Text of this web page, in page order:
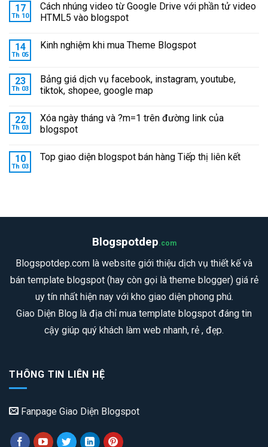
17
Th 10
Cách nhúng video từ Google Drive với phần tử video
HTML5 vào blogspot
14
Th 05
Kinh nghiệm khi mua Theme Blogspot
23
Th 03
Bảng giá dịch vụ facebook, instagram, youtube,
tiktok, shopee, google map
22
Th 03
Xóa ngày tháng và ?m=1 trên đường link của
blogspot
10
Th 03
Top giao diện blogspot bán hàng Tiếp thị liên kết
Blogspotdep.com
Blogspotdep.com là website giới thiệu dịch vụ thiết kế và
bán template blogspot (hay còn gọi là theme blogger) giá rẻ
uy tín nhất hiện nay với kho giao diện phong phú.
Giao Diện Blog là địa chỉ mua template blogspot đáng tin
cậy giúp quý khách làm web nhanh, rẻ , đẹp.
THÔNG TIN LIÊN HỆ
Fanpage Giao Diện Blogspot